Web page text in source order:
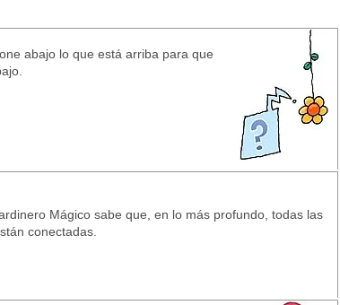
abajo lo que está arriba para que
Mágico sabe que, en lo más profundo, todas las
conectadas.